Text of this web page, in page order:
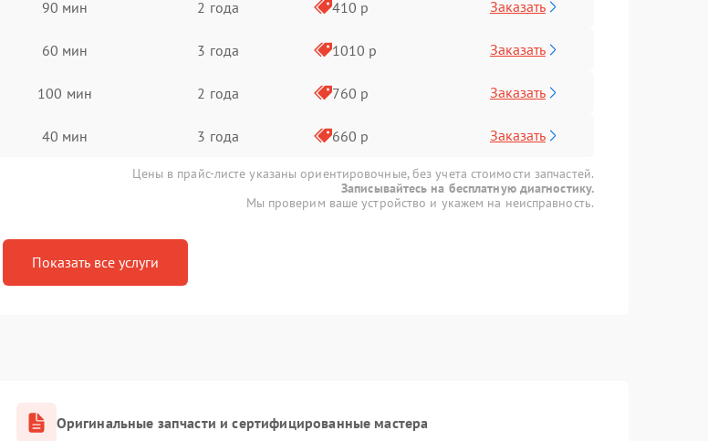
90 мин 2 года 410 р Заказать
60 мин 3 года 1010 р Заказать
100 мин 2 года 760 р Заказать
40 мин 3 года 660 р Заказать
Цены в прайс-листе указаны ориентировочные, без учета стоимости запчастей.
Записывайтесь на бесплатную диагностику.
Мы проверим ваше устройство и укажем на неисправность.
Показать все услуги
Оригинальные запчасти и сертифицированные мастера